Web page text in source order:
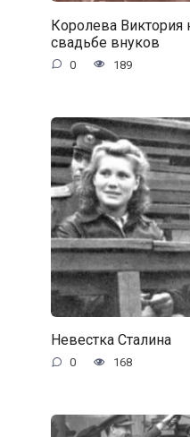
Королева Виктория
свадьбе внуков
0 189
Невестка Сталина
0 168